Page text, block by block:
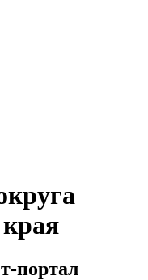
портал